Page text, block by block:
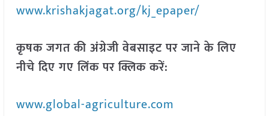
www.krishakjagat.org/kj_epaper/
कृषक जगत की अंग्रेजी वेबसाइट पर जाने के लिए
नीचे दिए गए लिंक पर क्लिक करें:
www.global-agriculture.com